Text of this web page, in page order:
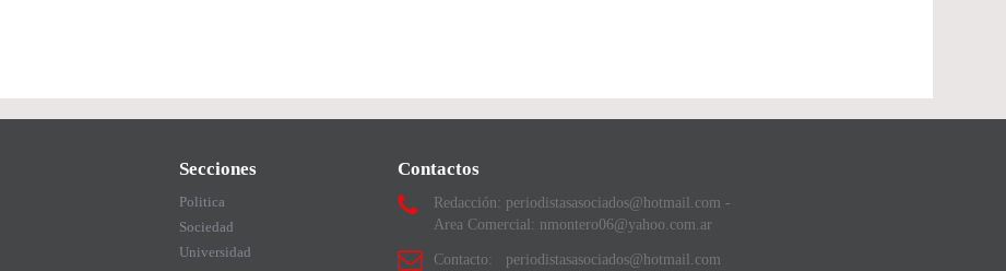
Secciones
Politica
Sociedad
Universidad
Contactos
Redacción: periodistasasociados@hotmail.com -
Area Comercial: nmontero06@yahoo.com.ar
Contacto: periodistasasociados@hotmail.com